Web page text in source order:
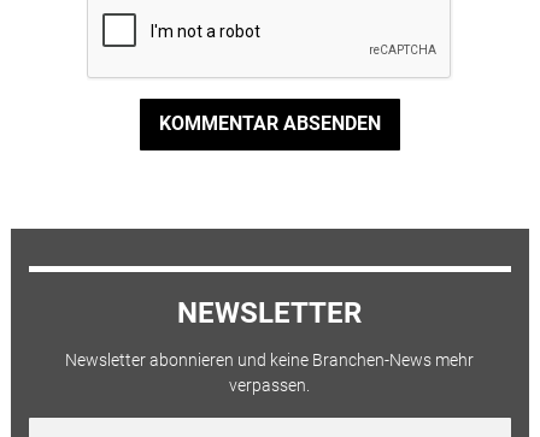
KOMMENTAR ABSENDEN
NEWSLETTER
Newsletter abonnieren und keine Branchen-News mehr
verpassen.